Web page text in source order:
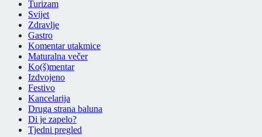
Turizam
Svijet
Zdravlje
Gastro
Komentar utakmice
Maturalna večer
Ko(š)mentar
Izdvojeno
Festivo
Kancelarija
Druga strana baluna
Di je zapelo?
Tjedni pregled